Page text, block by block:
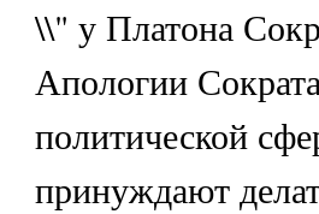
\\" у Платона
Апологии
политической
принуждают